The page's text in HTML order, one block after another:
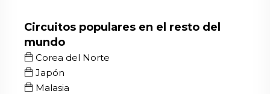
Circuitos populares en el resto del
mundo
Corea del Norte
Japón
Malasia